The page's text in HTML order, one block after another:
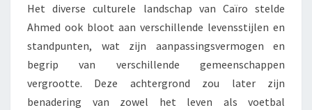
Het diverse culturele landschap van Caïro stelde
Ahmed ook bloot aan verschillende levensstijlen en
standpunten, wat zijn aanpassingsvermogen en
begrip van verschillende gemeenschappen
vergrootte. Deze achtergrond zou later zijn
benadering van zowel het leven als voetbal